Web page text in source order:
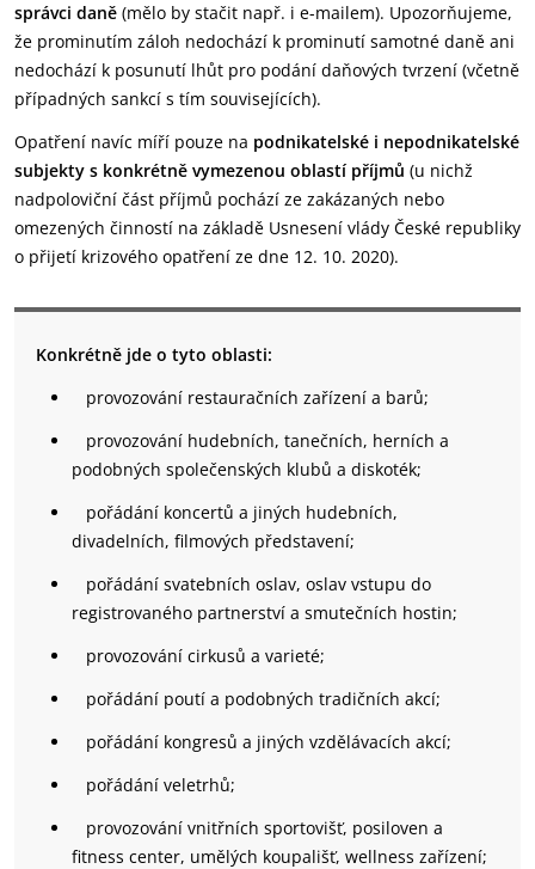
správci daně (mělo by stačit např. i e-mailem). Upozorňujeme,
že prominutím záloh nedochází k prominutí samotné daně ani
nedochází k posunutí lhůt pro podání daňových tvrzení (včetně
případných sankcí s tím souvisejících).
Opatření navíc míří pouze na podnikatelské i nepodnikatelské
subjekty s konkrétně vymezenou oblastí příjmů (u nichž
nadpoloviční část příjmů pochází ze zakázaných nebo
omezených činností na základě Usnesení vlády České republiky
o přijetí krizového opatření ze dne 12. 10. 2020).
Konkrétně jde o tyto oblasti:
provozování restauračních zařízení a barů;
provozování hudebních, tanečních, herních a
podobných společenských klubů a diskoték;
pořádání koncertů a jiných hudebních,
divadelních, filmových představení;
pořádání svatebních oslav, oslav vstupu do
registrovaného partnerství a smutečních hostin;
provozování cirkusů a varieté;
pořádání poutí a podobných tradičních akcí;
pořádání kongresů a jiných vzdělávacích akcí;
pořádání veletrhů;
provozování vnitřních sportovišť, posiloven a
fitness center, umělých koupališť, wellness zařízení;